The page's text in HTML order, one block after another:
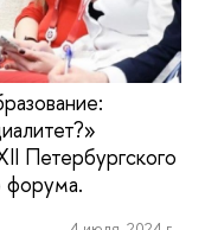
Петербургского
форума.